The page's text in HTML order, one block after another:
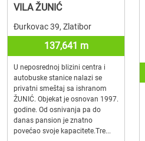
VILA ŽUNIĆ
Đurkovac 39, Zlatibor
137,641 m
U neposrednoj blizini centra i
autobuske stanice nalazi se
privatni smeštaj sa ishranom
ŽUNIĆ. Objekat je osnovan 1997.
godine. Od osnivanja pa do
danas pansion je znatno
povećao svoje kapacitete.Tre...